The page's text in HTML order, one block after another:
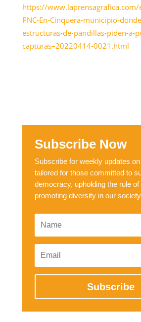
https://
PNC-En-Cinquera-municipio-
estructuras-de-pandillas-piden-a-
capturas–20220414-0021.html
Subscribe Now
Subscribe for weekly updates
tailored for those committed to
democracy, upholding the rule of
promoting diversity in our
Subscribe